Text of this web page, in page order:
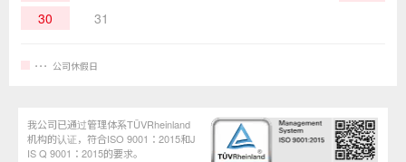
30
31
公司休假日
我公司已通过管理体系TÜVRheinland
机构的认证，符合ISO 9001：2015和J
IS Q 9001：2015的要求。